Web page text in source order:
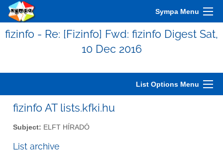
Sympa Menu
fizinfo - Re: [Fizinfo] Fwd: fizinfo Digest Sat,
10 Dec 2016
List Options Menu
fizinfo AT lists.kfki.hu
Subject: ELFT HÍRADÓ
List archive